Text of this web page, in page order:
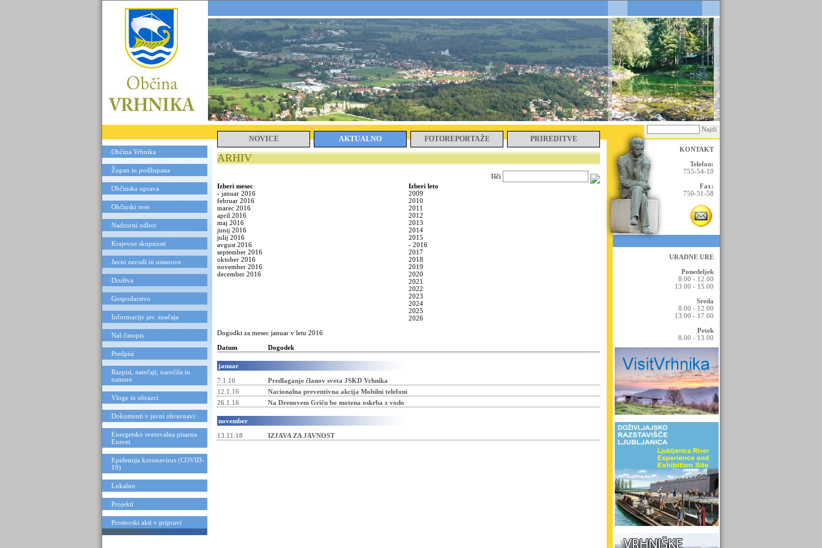
Najdi
NOVICE AKTUALNO FOTOREPORTAŽE PRIREDITVE
Občina Vrhnika
Župan in podžupana
Občinska uprava
Občinski svet
Nadzorni odbor
Krajevne skupnosti
Javni zavodi in ustanove
Društva
Gospodarstvo
Informacije jav. značaja
Naš časopis
Predpisi
Razpisi, natečaji, naročila in
namere
Vloge in obrazci
Dokumenti v javni obravnavi
Energetsko svetovalna pisarna
Ensvet
Epidemija koronavirus (COVID-
19)
Lokalno
Projekti
Prostorski akti v pripravi
ARHIV
Išči
Izberi mesec
- januar 2016
februar 2016
marec 2016
april 2016
maj 2016
junij 2016
julij 2016
avgust 2016
september 2016
oktober 2016
november 2016
december 2016
Izberi leto
2009
2010
2011
2012
2013
2014
2015
- 2016
2017
2018
2019
2020
2021
2022
2023
2024
2025
2026
Dogodki za mesec januar v letu 2016
Datum
Dogodek
januar
7.1.16
Predlaganje članov sveta JSKD Vrhnika
12.1.16
Nacionalna preventivna akcija Mobilni telefoni
26.1.16
Na Drenovem Griču bo motena oskrba z vodo
november
13.11.18
IZJAVA ZA JAVNOST
KONTAKT
Telefon:
755-54-10
Fax:
750-51-58
URADNE URE
Ponedeljek
8.00 - 12.00
13.00 - 15.00
Sreda
8.00 - 12.00
13.00 - 17.00
Petek
8.00 - 13.00